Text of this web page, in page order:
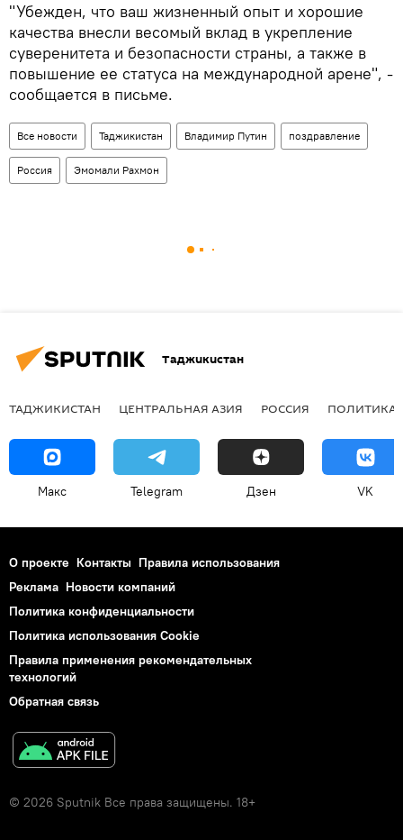
"Убежден, что ваш жизненный опыт и хорошие
качества внесли весомый вклад в укрепление
суверенитета и безопасности страны, а также в
повышение ее статуса на международной арене", -
сообщается в письме.
Все новости Таджикистан Владимир Путин поздравление
Россия Эмомали Рахмон
Таджикистан
ТАДЖИКИСТАН ЦЕНТРАЛЬНАЯ АЗИЯ РОССИЯ ПОЛИТИКА
Макс Telegram Дзен VK
О проекте Контакты Правила использования
Реклама Новости компаний
Политика конфиденциальности
Политика использования Cookie
Правила применения рекомендательных
технологий
Обратная связь
© 2026 Sputnik Все права защищены. 18+